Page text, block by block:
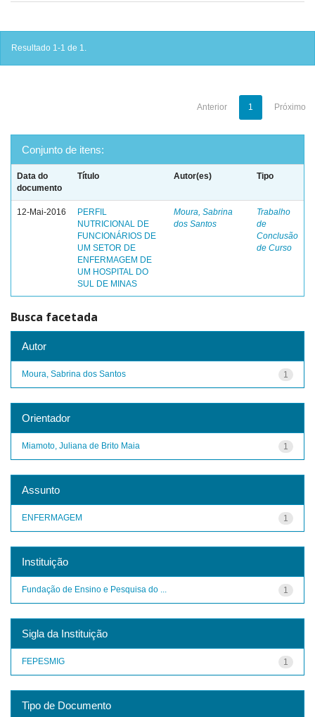
Resultado 1-1 de 1.
Anterior 1 Próximo
Conjunto de itens:
Data do
documento
Título Autor(es) Tipo
12-Mai-2016
PERFIL
NUTRICIONAL DE
FUNCIONÁRIOS DE
UM SETOR DE
ENFERMAGEM DE
UM HOSPITAL DO
SUL DE MINAS
Moura, Sabrina
dos Santos
Trabalho
de
Conclusão
de Curso
Busca facetada
Autor
1
Moura, Sabrina dos Santos
Orientador
1
Miamoto, Juliana de Brito Maia
Assunto
1
ENFERMAGEM
Instituição
1
Fundação de Ensino e Pesquisa do ...
Sigla da Instituição
1
FEPESMIG
Tipo de Documento